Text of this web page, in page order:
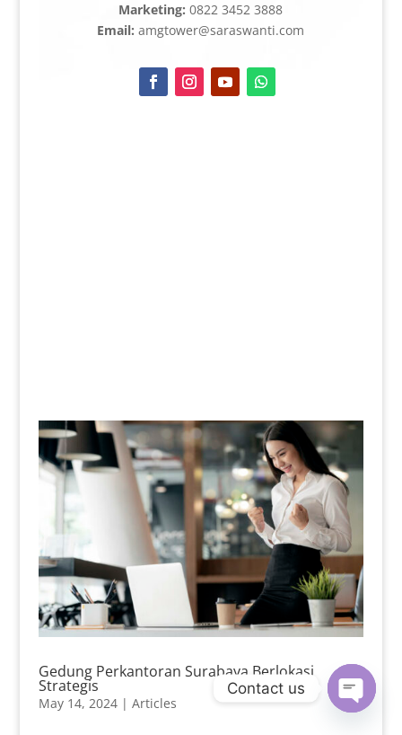
Marketing: 0822 3452 3888
Email: amgtower@saraswanti.com
Gedung Perkantoran Surabaya Berlokasi
Strategis
May 14, 2024| Articles
Contact us